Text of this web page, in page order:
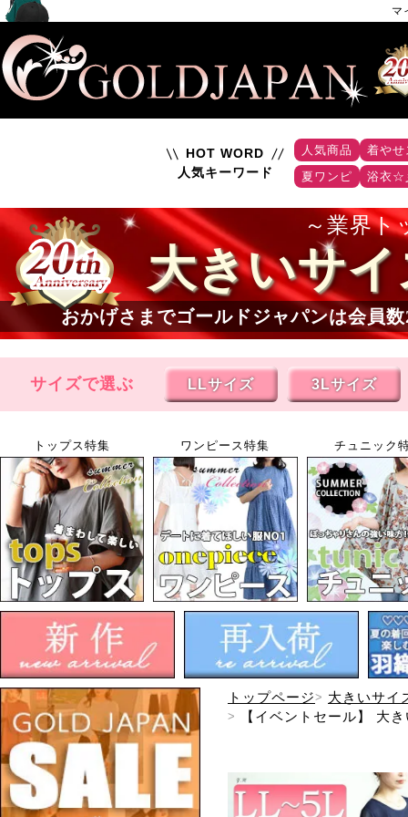
マ
HOT WORD
人気キーワード
人気商品
着やせ
夏ワンピ
浴衣☆
業界ト
大きいサ
おかげさまでゴールドジャパンは会員数
サイズで選ぶ LLサイズ 3Lサイズ
トップス特集 ワンピース特集 チュニック
トップページ
大きいサイ
【イベントセール】 大